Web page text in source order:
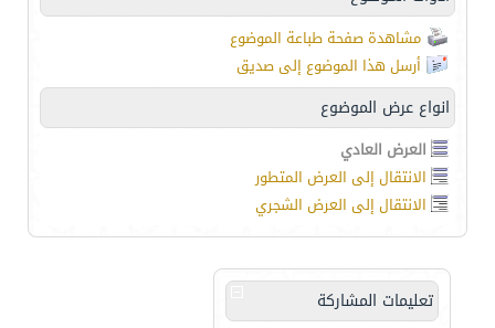
مشاهدة صفحة طباعة الموضوع
أرسل هذا الموضوع إلى صديق
انواع عرض الموضوع
العرض العادي
الانتقال إلى العرض المتطور
الانتقال إلى العرض الشجري
تعليمات المشاركة